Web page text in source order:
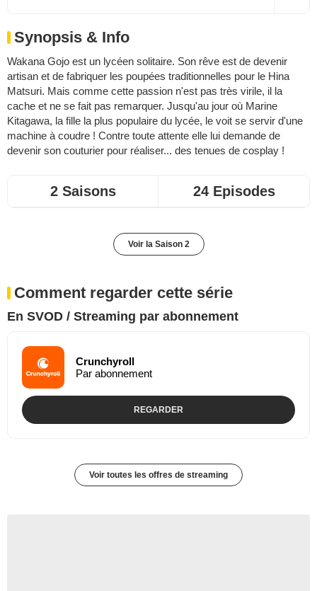
Synopsis & Info
Wakana Gojo est un lycéen solitaire. Son rêve est de devenir
artisan et de fabriquer les poupées traditionnelles pour le Hina
Matsuri. Mais comme cette passion n'est pas très virile, il la
cache et ne se fait pas remarquer. Jusqu'au jour où Marine
Kitagawa, la fille la plus populaire du lycée, le voit se servir d'une
machine à coudre ! Contre toute attente elle lui demande de
devenir son couturier pour réaliser... des tenues de cosplay !
2 Saisons 24 Episodes
Voir la Saison 2
Comment regarder cette série
En SVOD / Streaming par abonnement
Crunchyroll
Par abonnement
REGARDER
Voir toutes les offres de streaming